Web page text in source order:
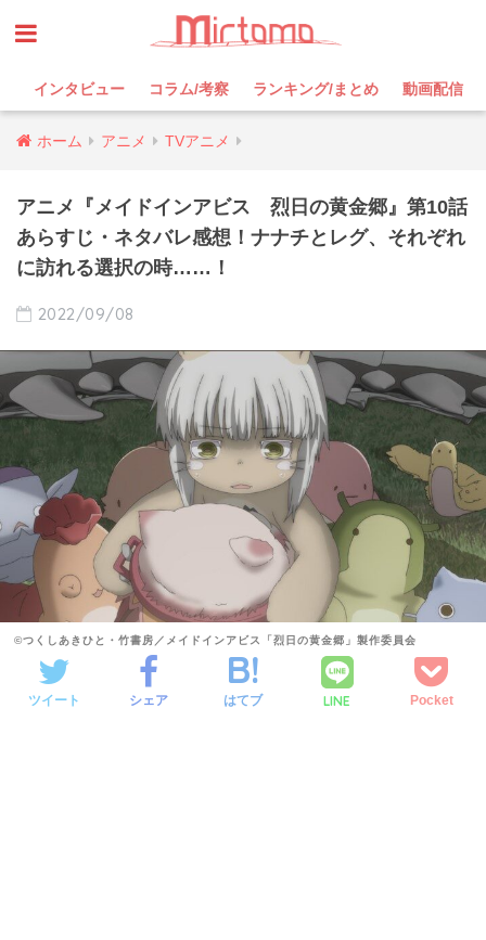
インタビュー コラム/考察 ランキング/まとめ 動画配信
ホーム アニメ TVアニメ
アニメ『メイドインアビス 烈日の黄金郷』第10話
あらすじ・ネタバレ感想！ナナチとレグ、それぞれ
に訪れる選択の時……！
2022/09/08
©つくしあきひと・竹書房／メイドインアビス「烈日の黄金郷」製作委員会
ツイート シェア はてブ LINE Pocket